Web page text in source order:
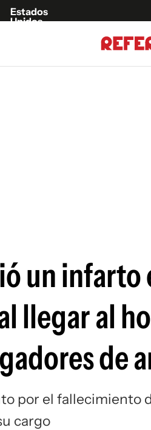
Estados
Unidos
un
llegar al
de
por el fallecimiento
cargo